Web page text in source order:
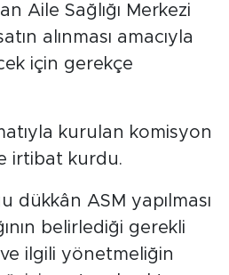
Aile Sağlığı Merkezi
alınması amacıyla
için gerekçe
kurulan komisyon
irtibat kurdu.
dükkân ASM yapılması
belirlediği gerekli
ve ilgili yönetmeliğin